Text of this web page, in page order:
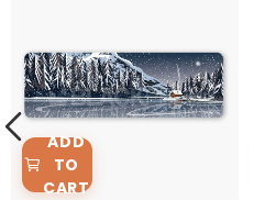
ADD
TO
CART